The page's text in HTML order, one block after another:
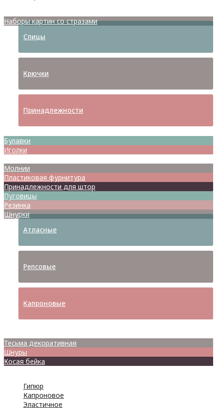
Наборы картин со стразами
Спицы
Крючки
Принадлежности
Булавки
Иголки
Молнии
Пластиковая фурнитура
Принадлежности для штор
Пуговицы
Резинка
Шнурки
Атласные
Репсовые
Капроновые
Тесьма декоративная
Шнуры
Косая бейка
Гипюр
Капроновое
Эластичное